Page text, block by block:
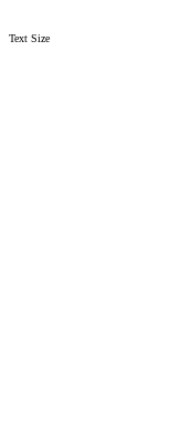
Text Size